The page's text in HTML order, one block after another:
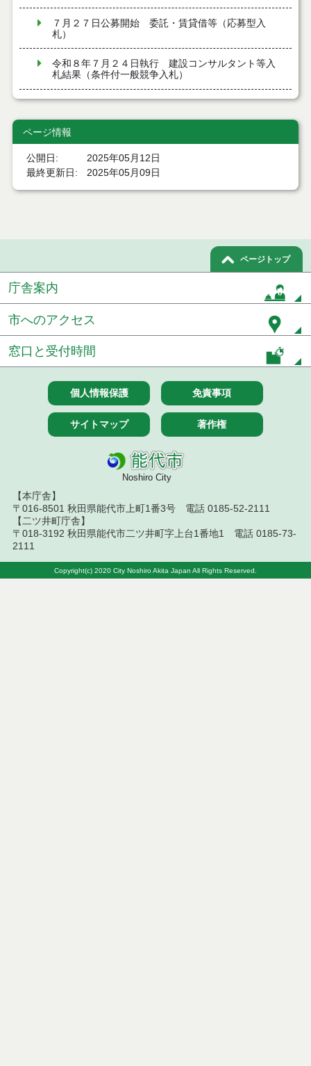
７月２７日公募開始 委託・賃貸借等（応募型入
札）
令和８年７月２４日執行 建設コンサルタント等入
札結果（条件付一般競争入札）
令和８年７月２４日執行 工事見積徴取結果
令和８年７月２２日執行 委託・賃貸借等見積徴取
結果
７月２１日公告開始 建設コンサルタント等（条件
令和８年７月１７日執行 委託・賃貸借等入札結果
令和８年７月１7日執行 工事入札結果（条件付一般
競争入札）
令和８年７月１５日執行 委託・賃貸借等見積徴取
結果
７月１４日公告開始 建設工事（条件付一般競争入
７月１４日公告開始 建設コンサルタント等（条件
付一般競争入札）（電子入札）
札結果（条件付一般競争入札）
令和８年７月１０日執行 物品（応募型入札等）結
果
令和８年７月１０日執行 委託・賃貸借等入札結果
結果
ページ情報
公開日
2025年05月12日
最終更新日
2025年05月09日
ページトップ
庁舎案内
市へのアクセス
窓口と受付時間
個人情報保護 免責事項
サイトマップ 著作権
Noshiro City
【本庁舎】
〒016-8501 秋田県能代市上町1番3号 電話 0185-52-2111
【二ツ井町庁舎】
〒018-3192 秋田県能代市二ツ井町字上台1番地1 電話 0185-73-
2111
Copyright(c) 2020 City Noshiro Akita Japan All Rights Reserved.